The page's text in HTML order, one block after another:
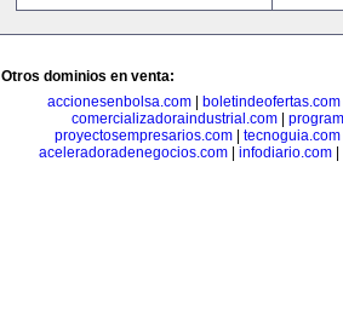
Otros dominios en venta:
accionesenbolsa.com
boletindeofertas.com
comercializadoraindustrial.com
proyectosempresarios.com
tecnoguia.com
aceleradoradenegocios.com| infodiario.com|